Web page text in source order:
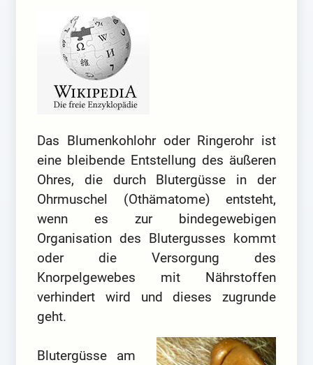
Das Blumenkohlohr oder Ringerohr ist
eine bleibende Entstellung des äußeren
Ohres, die durch Blutergüsse in der
Ohrmuschel (Othämatome) entsteht,
wenn es zur bindegewebigen
Organisation des Blutergusses kommt
oder die Versorgung des
Knorpelgewebes mit Nährstoffen
verhindert wird und dieses zugrunde
geht.
Blutergüsse am